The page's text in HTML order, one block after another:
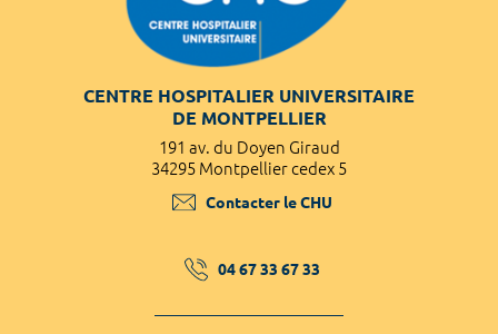
CENTRE HOSPITALIER UNIVERSITAIRE
DE MONTPELLIER
191 av. du Doyen Giraud
34295 Montpellier cedex 5
Contacter le CHU
04 67 33 67 33